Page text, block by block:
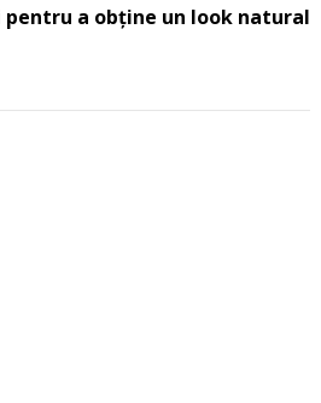
a obține un look natural